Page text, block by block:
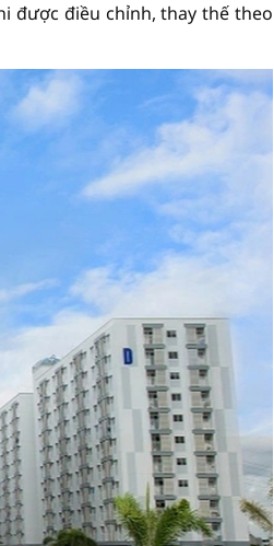
được điều chỉnh, thay thế theo